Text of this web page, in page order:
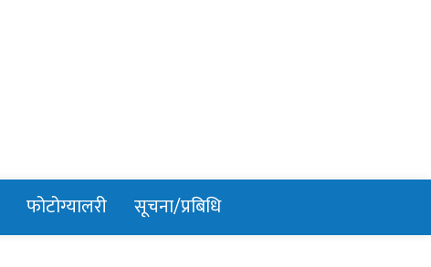
फोटोग्यालरी सूचना/प्रबिधि